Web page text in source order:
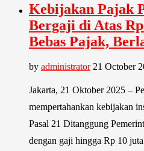
Kebijakan Pajak
Bergaji di Atas
Bebas Pajak,
by administrator 21 October
Jakarta, 21 Oktober 2025 –
mempertahankan kebijakan
Pasal 21 Ditanggung
dengan gaji hingga Rp 10